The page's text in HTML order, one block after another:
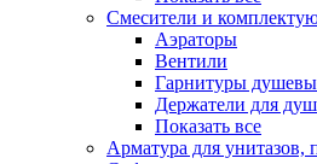
Смесители и
Аэраторы
Вентили
Гарнитуры
Держатели для
Показать все
Арматура для унитазов,